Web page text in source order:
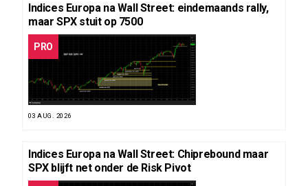
Indices Europa na Wall Street: eindemaands rally,
maar SPX stuit op 7500
PRO
03 AUG. 2026
Indices Europa na Wall Street: Chiprebound maar
SPX blijft net onder de Risk Pivot